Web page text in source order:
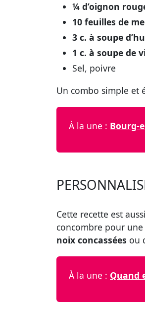
¼ d’oignon
10 feuilles de
3 c. à soupe
1 c. à soupe de
Sel, poivre
Un combo simple et
À la une : Bourg-
Cette recette est aussi
concombre pour
noix concassées ou
À la une : Quand